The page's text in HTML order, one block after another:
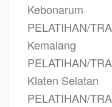
Kebonarum
PELATIHAN/
Kemalang
PELATIHAN/
Klaten Selatan
PELATIHAN/